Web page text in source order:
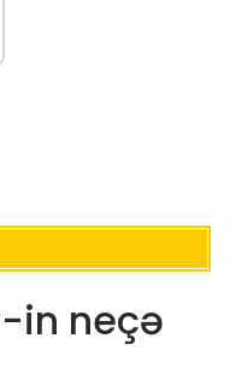
in neçə